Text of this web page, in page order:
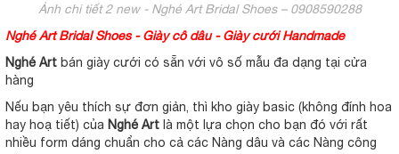
Ảnh chi tiết 2 new - Nghé Art Bridal Shoes – 0908590288
Nghé Art Bridal Shoes - Giày cô dâu - Giày cưới Handmade
Nghé Art bán giày cưới có sẵn với vô số mẫu đa dạng tại cửa
hàng
Nếu bạn yêu thích sự đơn giản, thì kho giày basic (không đính hoa
hay hoạ tiết) của Nghé Art là một lựa chọn cho bạn đó với rất
nhiều form dáng chuẩn cho cả các Nàng dâu và các Nàng công